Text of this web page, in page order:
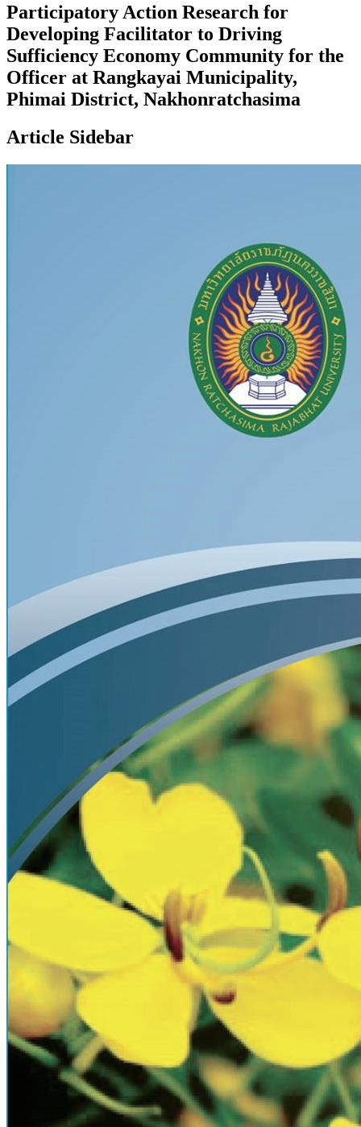
Participatory Action Research for
Developing Facilitator to Driving
Sufficiency Economy Community for the
Officer at Rangkayai Municipality,
Phimai District, Nakhonratchasima
Article Sidebar